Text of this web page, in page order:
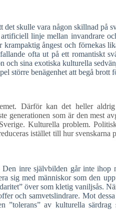
skulle vara någon skillnad på
linje mellan invandrare
ångest och förnekas
ofta ut på ett romantiskt
sina exotiska kulturella
större benägenhet att begå brott
Därför kan det heller
generationen som är den mest
Kulturella problem.
istället till hur svenskarna
inre självbilden går inte ihop
sig med människor som den
över som kletig vaniljsås.
och samvetslindrare. Mot
av kulturella särdrag